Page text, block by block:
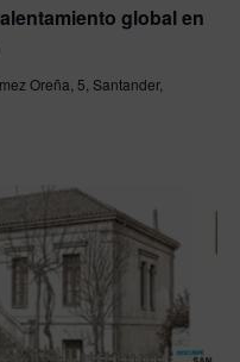
global en
Oreña, 5, Santander,